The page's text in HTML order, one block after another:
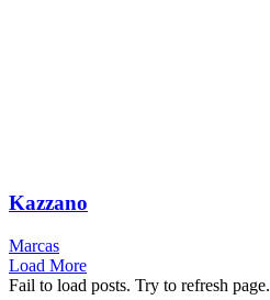
Kazzano
Marcas
Load More
Fail to load posts. Try to refresh page.